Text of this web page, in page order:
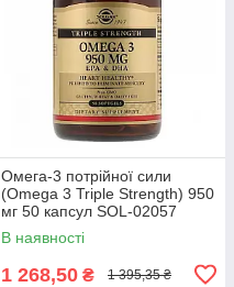
Омега-3 потрійної сили
(Omega 3 Triple Strength) 950
мг 50 капсул SOL-02057
В наявності
1 268,50 ₴ 1 395,35 ₴